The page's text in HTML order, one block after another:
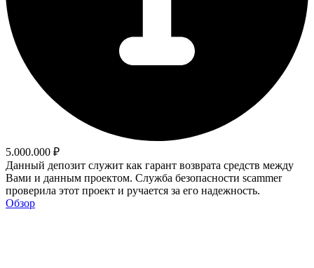
5.000.000 ₽
Данный депозит служит как гарант возврата средств между
Вами и данным проектом. Служба безопасности scammer
проверила этот проект и ручается за его надежность.
Обзор